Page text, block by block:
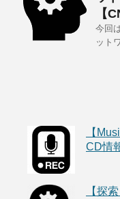
【
今回
ット
【
CD情
【探